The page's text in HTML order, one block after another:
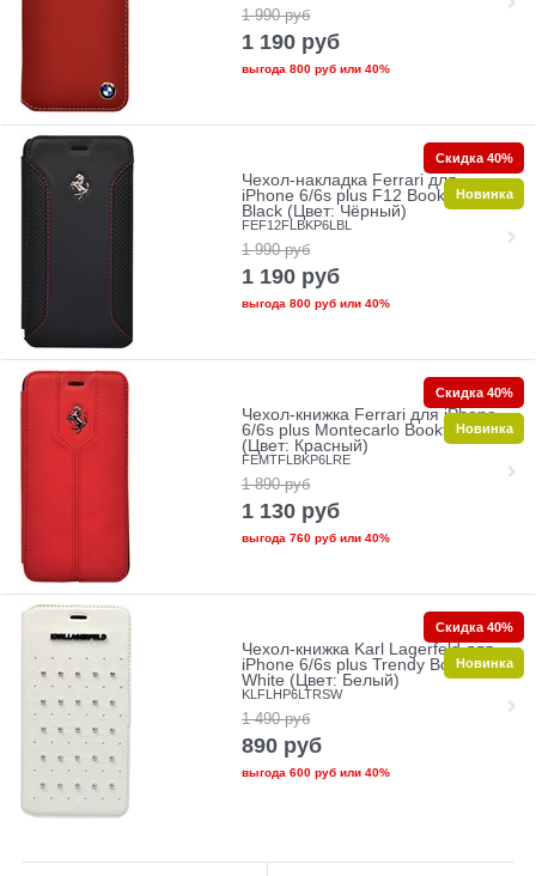
1 990 руб
1 190 руб
выгода 800 рубили 40%
Чехол-накладка Ferrari для
iPhone 6/6s plus F12 Booktype
Black (Цвет: Чёрный)
FEF12FLBKP6LBL
1 990 руб
1 190 руб
выгода 800 рубили 40%
Скидка 40%
Новинка
Чехол-книжка Ferrari для iPhone
6/6s plus Montecarlo Booktype Red
(Цвет: Красный)
FEMTFLBKP6LRE
1 890 руб
1 130 руб
выгода 760 рубили 40%
Скидка 40%
Новинка
Чехол-книжка Karl Lagerfeld для
iPhone 6/6s plus Trendy Booktype
White (Цвет: Белый)
KLFLHP6LTRSW
1 490 руб
890 руб
выгода 600 рубили 40%
Скидка 40%
Новинка